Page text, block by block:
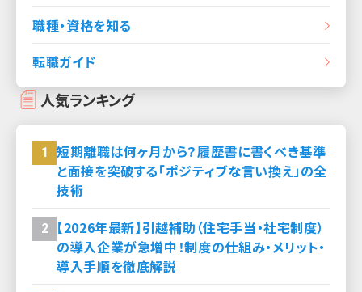
職種・資格を知る
転職ガイド
人気ランキング
1
短期離職は何ヶ月から？履歴書に書くべき基準
と面接を突破する「ポジティブな言い換え」の全
技術
2
【2026年最新】引越補助（住宅手当・社宅制度）
の導入企業が急増中！制度の仕組み・メリット・
導入手順を徹底解説